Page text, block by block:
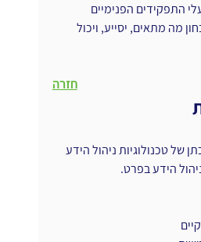
התפקידים הפנימיים
מה מתאים, יסייע, ויכול
חזרה
של טכנולוגיות ניהול הידע
הידע בפרט.